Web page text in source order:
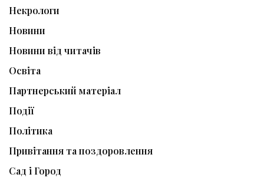
Некрологи
Новини
Новини від читачів
Освіта
Партнерський матеріал
Події
Політика
Привітання та поздоровлення
Сад і Город